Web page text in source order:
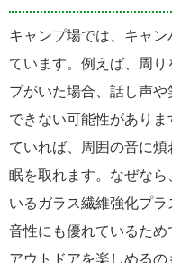
キャンプ場では、キャ
ています。例えば、周
プがいた場合、話し声
できない可能性があり
ていれば、周囲の音に
眠を取れます。なぜな
いるガラス繊維強化プ
音性にも優れているた
アウトドアを楽しめる